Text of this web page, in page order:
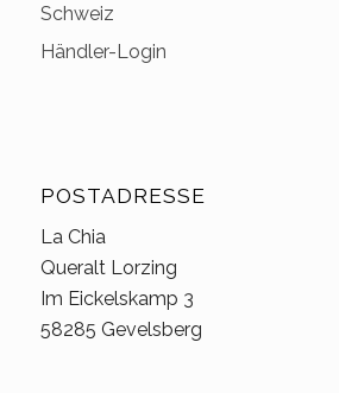
Schweiz
Händler-Login
POSTADRESSE
La Chia
Queralt Lorzing
Im Eickelskamp 3
58285 Gevelsberg